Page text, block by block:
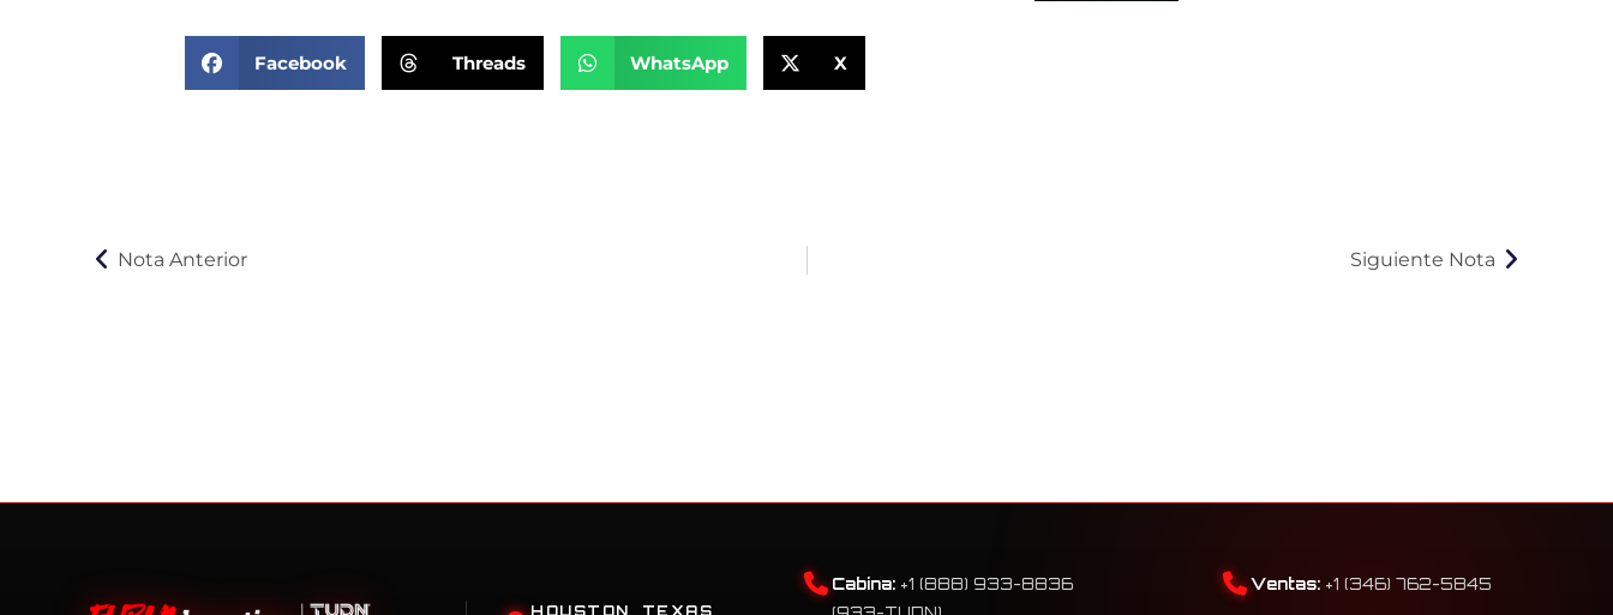
Facebook Threads WhatsApp X
Nota Anterior Siguiente Nota
HOUSTON, TEXAS
Cabina: +1 (888) 933-8836
Ventas: +1 (346) 762-5845